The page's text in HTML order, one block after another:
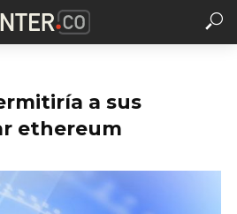
a sus
ethereum